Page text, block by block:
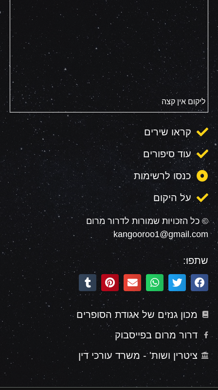
ליקום אין קצה
קראו שירים
עוד סיפורים
כנסו לרשימות
על היקום
© כל הזכויות שמורות לדרור מרום
kangooroo1@gmail.com
שתפו:
מכון גנזים של אגודת הסופרים
דרור מרום בפייסבוק
ציטרין ושות' - משרד עורכי דין